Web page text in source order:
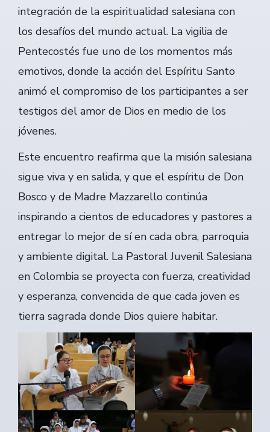
integración de la espiritualidad salesiana con
los desafíos del mundo actual. La vigilia de
Pentecostés fue uno de los momentos más
emotivos, donde la acción del Espíritu Santo
animó el compromiso de los participantes a ser
testigos del amor de Dios en medio de los
jóvenes.
Este encuentro reafirma que la misión salesiana
sigue viva y en salida, y que el espíritu de Don
Bosco y de Madre Mazzarello continúa
inspirando a cientos de educadores y pastores a
entregar lo mejor de sí en cada obra, parroquia
y ambiente digital. La Pastoral Juvenil Salesiana
en Colombia se proyecta con fuerza, creatividad
y esperanza, convencida de que cada joven es
tierra sagrada donde Dios quiere habitar.